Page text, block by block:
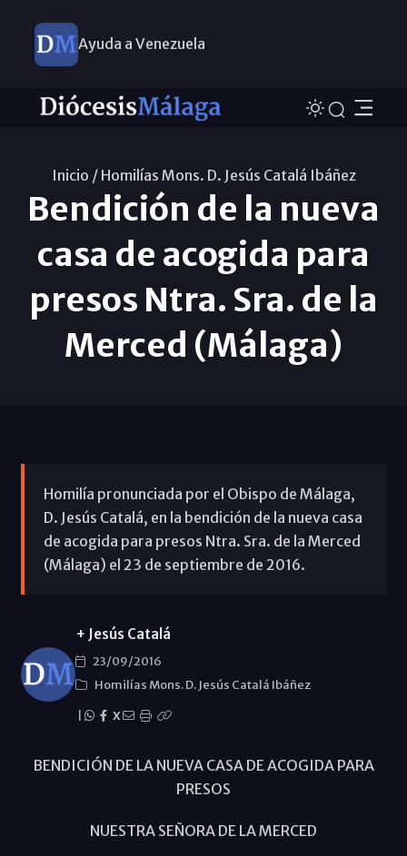
Ayuda a Venezuela
Inicio / Homilías Mons. D. Jesús Catalá Ibáñez
Bendición de la nueva
casa de acogida para
presos Ntra. Sra. de la
Merced (Málaga)
Homilía pronunciada por el Obispo de Málaga,
D. Jesús Catalá, en la bendición de la nueva casa
de acogida para presos Ntra. Sra. de la Merced
(Málaga) el 23 de septiembre de 2016.
+ Jesús Catalá
23/09/2016
Homilías Mons. D. Jesús Catalá Ibáñez
X
BENDICIÓN DE LA NUEVA CASA DE ACOGIDA PARA
PRESOS
NUESTRA SEÑORA DE LA MERCED